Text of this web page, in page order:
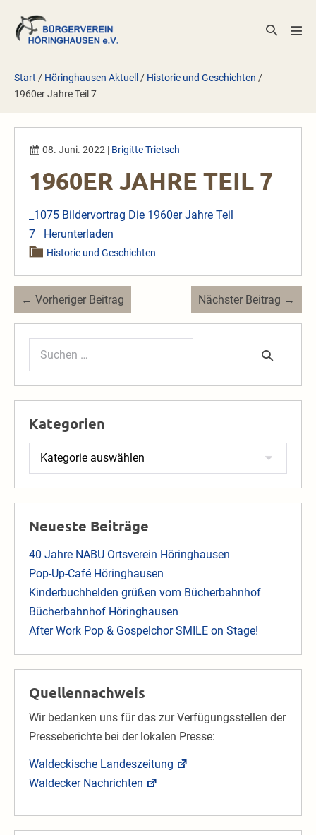
Inhalt
springen
Suche-
Start / Höringhausen Aktuell / Historie und Geschichten /
1960er Jahre Teil 7
08. Juni. 2022 | Brigitte Trietsch
1960ER JAHRE TEIL 7
_1075 Bildervortrag Die 1960er Jahre Teil
7
Herunterladen
Historie und Geschichten
Beitragsnavigation
← Vorheriger Beitrag Nächster Beitrag →
Suchen
Kategorien
Kategorien
Neueste Beiträge
40 Jahre NABU Ortsverein Höringhausen
Pop-Up-Café Höringhausen
Kinderbuchhelden grüßen vom Bücherbahnhof
Bücherbahnhof Höringhausen
After Work Pop & Gospelchor SMILE on Stage!
Quellennachweis
Wir bedanken uns für das zur Verfügungsstellen der
Presseberichte bei der lokalen Presse:
Waldeckische Landeszeitung
Waldecker Nachrichten